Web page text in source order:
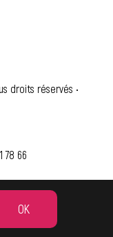
droits réservés •
78 66
OK